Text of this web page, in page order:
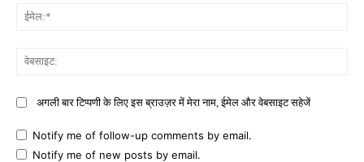
अगली बार टिप्पणी के लिए इस ब्राउज़र में मेरा नाम, ईमेल और वेबसाइट सहेजें
Notify me of follow-up comments by email.
Notify me of new posts by email.